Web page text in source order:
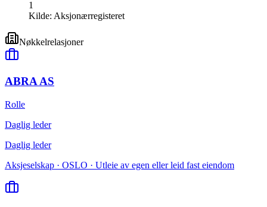
1
Kilde: Aksjonærregisteret
Nøkkelrelasjoner
ABRA AS
Rolle
Daglig leder
Daglig leder
Aksjeselskap · OSLO · Utleie av egen eller leid fast eiendom